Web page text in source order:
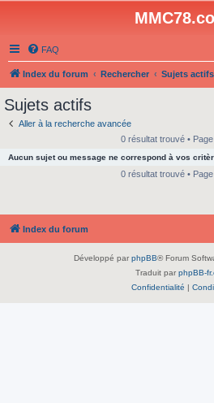
FAQ
Index du forum Rechercher Sujets actifs
Sujets actifs
Aller à la recherche avancée
0 résultat trouvé • Page
Aucun sujet ou message ne correspond à vos
0 résultat trouvé • Page
Index du forum
Développé par phpBB® Forum
Traduit par phpBB-
Confidentialité |